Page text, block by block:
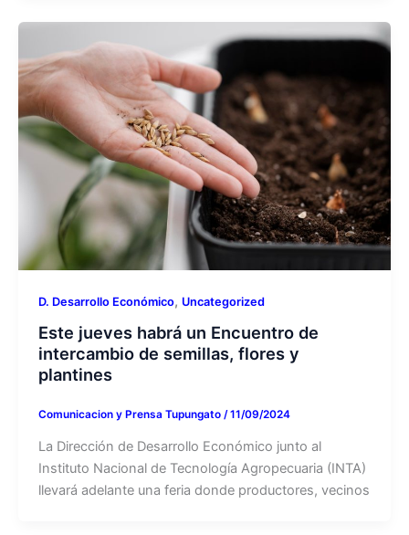
D. Desarrollo Económico, Uncategorized
Este jueves habrá un Encuentro de
intercambio de semillas, flores y
plantines
Comunicacion y Prensa Tupungato /11/09/2024
La Dirección de Desarrollo Económico junto al
Instituto Nacional de Tecnología Agropecuaria (INTA)
llevará adelante una feria donde productores, vecinos